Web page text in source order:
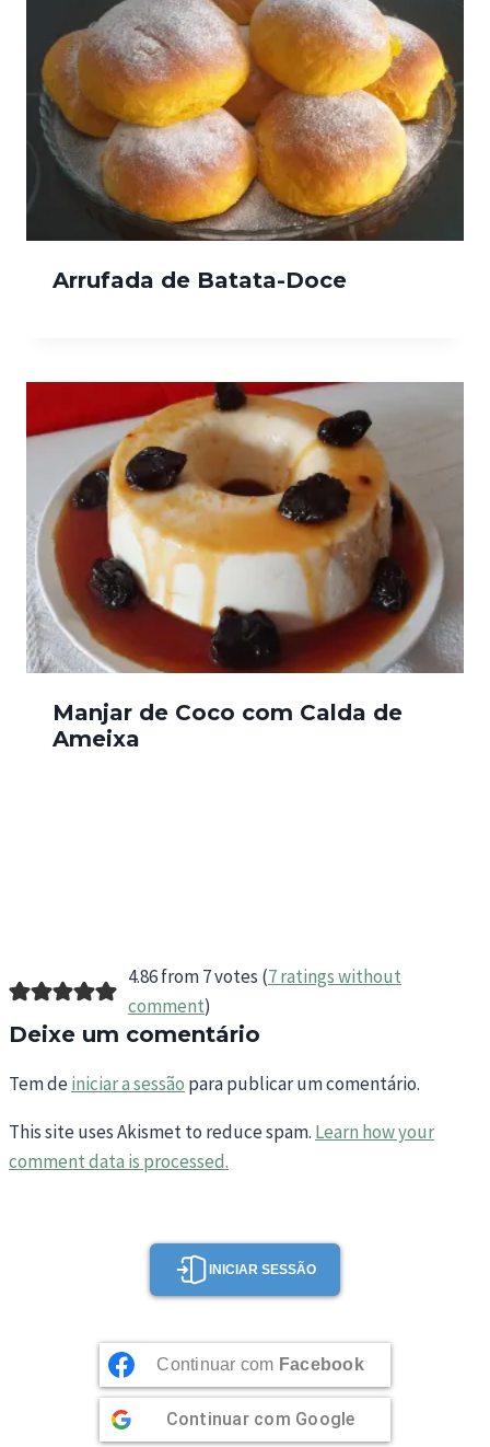
Arrufada de Batata-Doce
Manjar de Coco com Calda de
Ameixa
4.86 from 7 votes (7 ratings without
comment)
Deixe um comentário
Tem deiniciar a sessão para publicar um comentário.
This site uses Akismet to reduce spam. Learn how your
comment data is processed.
INICIAR SESSÃO
Continuar com Facebook
Continuar com Google